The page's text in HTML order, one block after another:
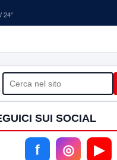
24°
SUI SOCIAL
f ◎ ▶